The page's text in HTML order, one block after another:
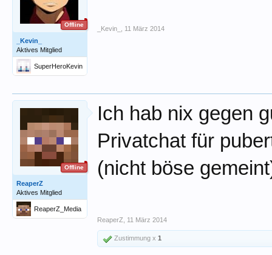
Offline
_Kevin_
Aktives Mitglied
SuperHeroKevin
_Kevin_ 11 März 2014
Offline
ReaperZ
Aktives Mitglied
ReaperZ_Media
Ich hab nix gegen
Privatchat für
(nicht böse
ReaperZ 11 März 2014
Zustimmung x 1